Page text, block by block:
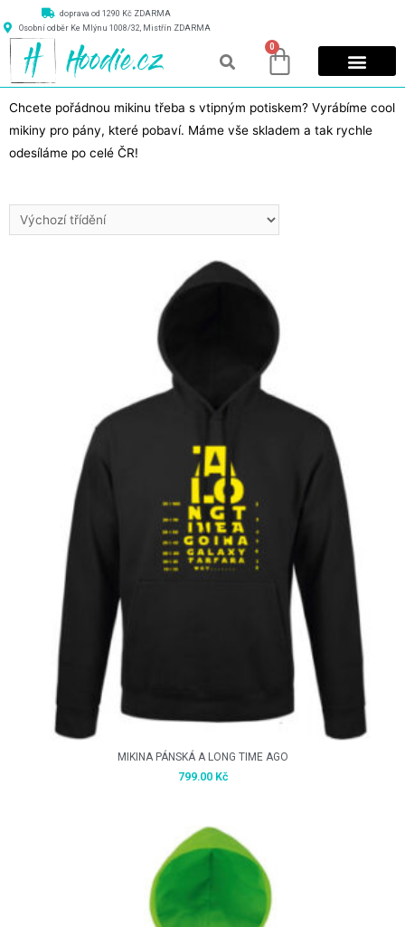
doprava od 1290 Kč ZDARMA
Osobní odběr Ke Mlýnu 1008/32, Mistřín ZDARMA
0
Chcete pořádnou mikinu třeba s vtipným potiskem? Vyrábíme cool
mikiny pro pány, které pobaví. Máme vše skladem a tak rychle
odesíláme po celé ČR!
MIKINA PÁNSKÁ A LONG TIME AGO
799.00 Kč